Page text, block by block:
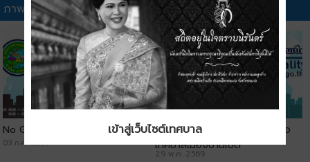
ภาพวิดีทัศน์อื่นๆ
No Gift Policy
03 ก.ค. 2569
ประชาสัมพันธ์ช่องทางการติดต่อ
เทศบาลเมืองบ้านเป็ด
29 พ.ค. 2569
เข้าสู่เว็บไซต์เทศบาล